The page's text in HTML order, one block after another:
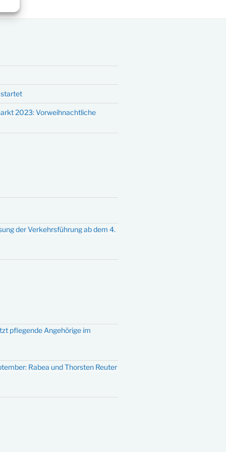
startet
2023: Vorweihnachtliche
der Verkehrsführung ab dem 4.
pflegende Angehörige im
Rabea und Thorsten Reuter